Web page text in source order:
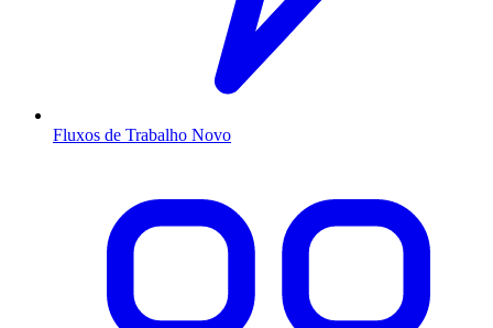
Fluxos de Trabalho Novo